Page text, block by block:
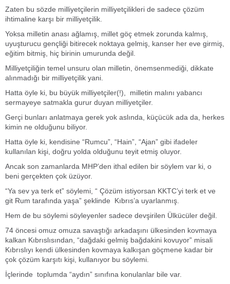
Zaten bu sözde milliyetçilerin milliyetçilikleri de sadece çözüm
ihtimaline karşı bir milliyetçilik.
Yoksa milletin anası ağlamış, millet göç etmek zorunda kalmış,
uyuşturucu gençliği bitirecek noktaya gelmiş, kanser her eve girmiş,
eğitim bitmiş, hiç birinin umurunda değil.
Milliyetçiliğin temel unsuru olan milletin, önemsenmediği, dikkate
alınmadığı bir milliyetçilik yani.
Hatta öyle ki, bu büyük milliyetçiler(!), milletin malını yabancı
sermayeye satmakla gurur duyan milliyetçiler.
Gerçi bunları anlatmaya gerek yok aslında, küçücük ada da, herkes
kimin ne olduğunu biliyor.
Hatta öyle ki, kendisine “Rumcu”, “Hain”, “Ajan” gibi ifadeler
kullanılan kişi, doğru yolda olduğunu teyit etmiş oluyor.
Ancak son zamanlarda MHP’den ithal edilen bir söylem var ki, o
beni gerçekten çok üzüyor.
“Ya sev ya terk et” söylemi, “ Çözüm istiyorsan KKTC’yi terk et ve
git Rum tarafında yaşa” şeklinde Kıbrıs’a uyarlanmış.
Hem de bu söylemi söyleyenler sadece devşirilen Ülkücüler değil.
74 öncesi omuz omuza savaştığı arkadaşını ülkesinden kovmaya
kalkan Kıbrıslısından, “dağdaki gelmiş bağdakini kovuyor” misali
Kıbrıslıyı kendi ülkesinden kovmaya kalkışan göçmene kadar bir
çok çözüm karşıtı kişi, kullanıyor bu söylemi.
İçlerinde toplumda “aydın” sınıfına konulanlar bile var.